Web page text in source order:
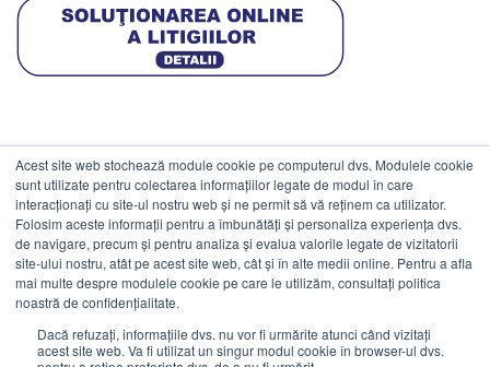
Acest site web stochează module cookie pe computerul dvs. Modulele cookie
sunt utilizate pentru colectarea informațiilor legate de modul în care
interacționați cu site-ul nostru web și ne permit să vă reținem ca utilizator.
Folosim aceste informații pentru a îmbunătăți și personaliza experiența dvs.
de navigare, precum și pentru analiza și evalua valorile legate de vizitatorii
site-ului nostru, atât pe acest site web, cât și în alte medii online. Pentru a afla
mai multe despre modulele cookie pe care le utilizăm, consultați politica
noastră de confidențialitate.
Dacă refuzați, informațiile dvs. nu vor fi urmărite atunci când vizitați
acest site web. Va fi utilizat un singur modul cookie în browser-ul dvs.
DATE COMERCIALE
ESTICO S.R.L.
CIF: RO1094402.
Reg.Com: J08/469/1991.